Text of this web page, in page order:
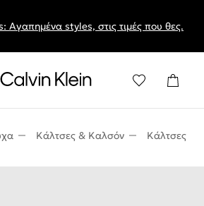
Αγαπημένα styles, στις τιμές που θες.
Κάλτσες & Καλσόν Κάλτσες